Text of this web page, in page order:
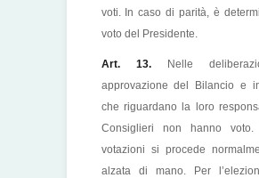
voti. In caso di parità, è
voto del Presidente.
Art. 13.
Nelle
approvazione del Bilancio e
che riguardano la loro
Consiglieri non hanno
votazioni si procede
alzata di mano. Per